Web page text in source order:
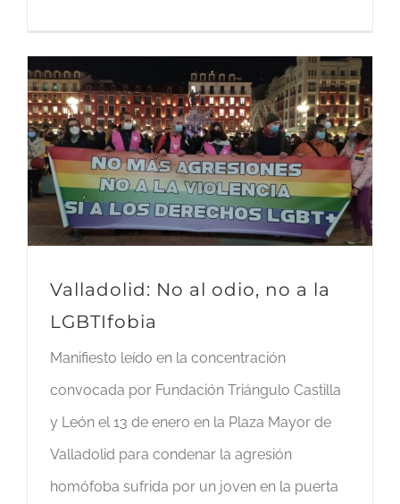
Valladolid: No al odio, no a la
LGBTIfobia
Manifiesto leído en la concentración
convocada por Fundación Triángulo Castilla
y León el 13 de enero en la Plaza Mayor de
Valladolid para condenar la agresión
homófoba sufrida por un joven en la puerta